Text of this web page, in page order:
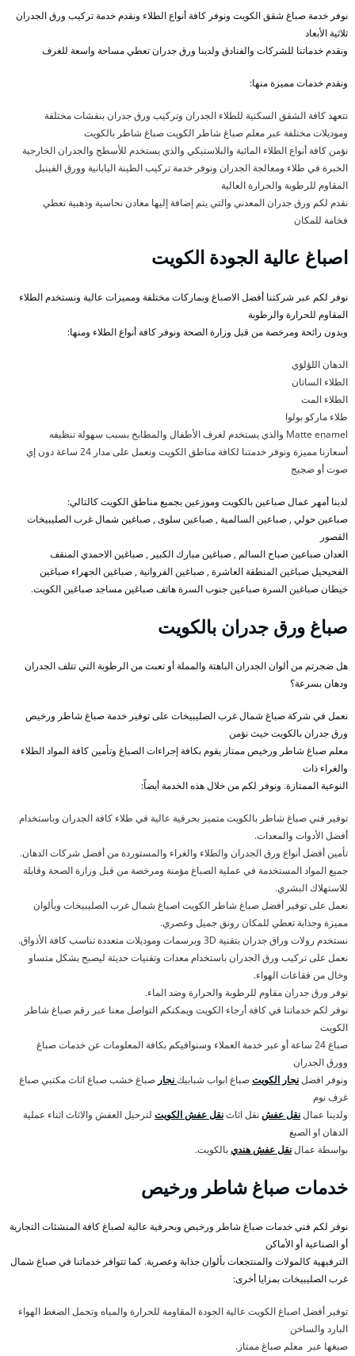
نوفر خدمة صباغ شقق الكويت ونوفر كافة أنواع الطلاء ونقدم خدمة تركيب ورق الجدران
ثلاثية الأبعاد
ونقدم خدماتنا للشركات والفنادق ولدينا ورق جدران تعطي مساحة واسعة للغرف
ونقدم خدمات مميزة منها:
نتعهد كافة الشقق السكنية للطلاء الجدران وتركيب ورق جدران بنقشات مختلفة
وموديلات مختلفة عبر معلم صباغ شاطر الكويت صباغ شاطر بالكويت
نؤمن كافة أنواع الطلاء المائية والبلاستيكي والذي يستخدم للأسطح والجدران الخارجية
الخبرة في طلاء ومعالجة الجدران ونوفر خدمة تركيب الطينة اليابانية وورق الفينيل
المقاوم للرطوبة والحرارة العالية
نقدم لكم ورق جدران المعدني والتي يتم إضافة إليها معادن نحاسية وذهبية تعطي
فخامة للمكان
اصباغ عالية الجودة الكويت
نوفر لكم عبر شركتنا أفضل الاصباغ وبماركات مختلفة ومميزات عالية ونستخدم الطلاء
المقاوم للحرارة والرطوبة
وبدون رائحة ومرخصة من قبل وزارة الصحة ونوفر كافة أنواع الطلاء ومنها:
الدهان اللؤلؤي
الطلاء الساتان
الطلاء المت
طلاء ماركو بولوا
Matte enamel والذي يستخدم لغرف الأطفال والمطابخ بسبب سهولة تنظيفه
أسعارنا مميزة ونوفر خدمتنا لكافة مناطق الكويت ونعمل على مدار 24 ساعة دون إي
صوت أو ضجيج
لدينا أمهر عمال صباعين بالكويت وموزعين بجميع مناطق الكويت كالتالي:
صباعين حولي , صباعين السالمية , صباعين سلوى , صباغين شمال غرب الصليبيخات
القصور
العدان صباعين صباح السالم , صباغين مبارك الكبير , صباغين الاحمدي المنقف
الفحيحيل صباغين المنطقة العاشرة , صباغين الفروانية , صباغين الجهراء صباغين
خيطان صباغين السرة صباعين جنوب السرة هاتف صباغين مساجد صباغين الكويت.
صباغ ورق جدران بالكويت
هل ضجرتم من ألوان الجدران الباهتة والمملة أو تعبت من الرطوبة التي تتلف الجدران
ودهان بسرعة؟
نعمل في شركة صباغ شمال غرب الصليبيخات على توفير خدمة صباغ شاطر ورخيص
ورق جدران بالكويت حيث نؤمن
معلم صباغ شاطر ورخيص ممتاز يقوم بكافة إجراءات الصباغ وتأمين كافة المواد الطلاء
والغراء ذات
النوعية الممتازة. ونوفر لكم من خلال هذه الخدمة أيضاً:
توفير فني صباغ شاطر بالكويت متميز بحرفية عالية في طلاء كافة الجدران وباستخدام
أفضل الأدوات والمعدات.
تأمين أفضل أنواع ورق الجدران والطلاء والغراء والمستوردة من أفضل شركات الدهان.
جميع المواد المستخدمة في عملية الصباغ مؤمنة ومرخصة من قبل وزارة الصحة وقابلة
للاستهلاك البشري.
نعمل على توفير أفضل صباغ شاطر الكويت اصباغ شمال غرب الصليبيخات وبألوان
مميزة وجذابة تعطي للمكان رونق جميل وعصري.
نستخدم رولات وراق جدران بتقنية 3D وبرسمات وموديلات متعددة تناسب كافة الأذواق.
نعمل على تركيب ورق الجدران باستخدام معدات وتقنيات حديثة ليصبح بشكل متساو
وخال من فقاعات الهواء.
نوفر ورق جدران مقاوم للرطوبة والحرارة وضد الماء.
نوفر لكم خدماتنا في كافة أرجاء الكويت ويمكنكم التواصل معنا عبر رقم صباغ شاطر
الكويت
صباغ 24 ساعة أو عبر خدمة العملاء وسنوافيكم بكافة المعلومات عن خدمات صباغ
وورق الجدران
ونوفر افضلنجار الكويتصباغ ابواب شبابيكنجار صباغ خشب صباغ اثاث مكتبي صباغ
غرف نوم
ولدينا عمالنقل عفشنقل اثاثنقل عفش الكويت لترحيل العفش والاثاث اثناء عملية
الدهان او الصبغ
بواسطة عمالنقل عفش هنديبالكويت.
خدمات صباغ شاطر ورخيص
نوفر لكم فني خدمات صباغ شاطر ورخيص وبحرفية عالية لصباغ كافة المنشئات التجارية
أو الصناعية أو الأماكن
الترفيهية كالمولات والمنتجعات بألوان جذابة وعصرية. كما تتوافر خدماتنا في صباغ شمال
غرب الصليبيخات بمزايا أخرى:
توفير أفضل اصباغ الكويت عالية الجودة المقاومة للحرارة والمياه وتحمل الضغط الهواء
البارد والساخن
صبغها عبر معلم صباغ ممتاز.